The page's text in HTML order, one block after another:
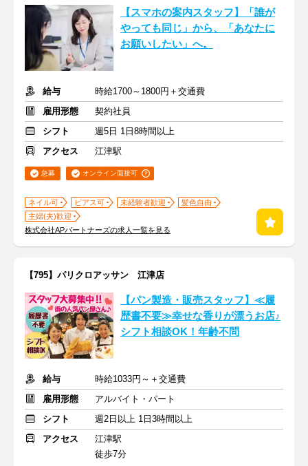
【スマホの案内スタッフ】「誰が
やっても同じ」から、「あなたに
お願いしたい」へ。
給与
時給1700～1800円＋交通費
雇用形態
契約社員
シフト
週5日 1日8時間以上
アクセス
江津駅
急募 オンライン面接可
ネイル可 ピアス可 未経験者歓迎
髪色自由
主婦(夫)歓迎
株式会社APパートナーズの求人一覧を見る
【795】パリクロアッサン 江津店
【パン製造・販売スタッフ】≪履
歴書不要≫幸せな香りが漂うお店♪
シフト相談OK！年齢不問
給与
時給1033円～＋交通費
雇用形態
アルバイト・パート
シフト
週2日以上 1日3時間以上
アクセス
江津駅
徒歩7分